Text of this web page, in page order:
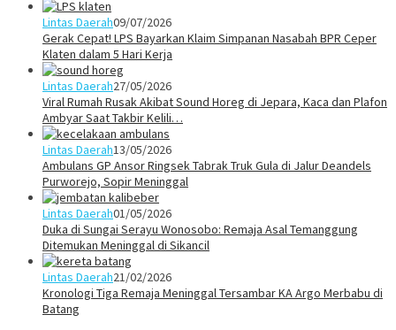
Lintas Daerah09/07/2026
Gerak Cepat! LPS Bayarkan Klaim Simpanan Nasabah BPR Ceper
Klaten dalam 5 Hari Kerja
Lintas Daerah27/05/2026
Viral Rumah Rusak Akibat Sound Horeg di Jepara, Kaca dan Plafon
Ambyar Saat Takbir Kelili…
Lintas Daerah13/05/2026
Ambulans GP Ansor Ringsek Tabrak Truk Gula di Jalur Deandels
Purworejo, Sopir Meninggal
Lintas Daerah01/05/2026
Duka di Sungai Serayu Wonosobo: Remaja Asal Temanggung
Ditemukan Meninggal di Sikancil
Lintas Daerah21/02/2026
Kronologi Tiga Remaja Meninggal Tersambar KA Argo Merbabu di
Batang